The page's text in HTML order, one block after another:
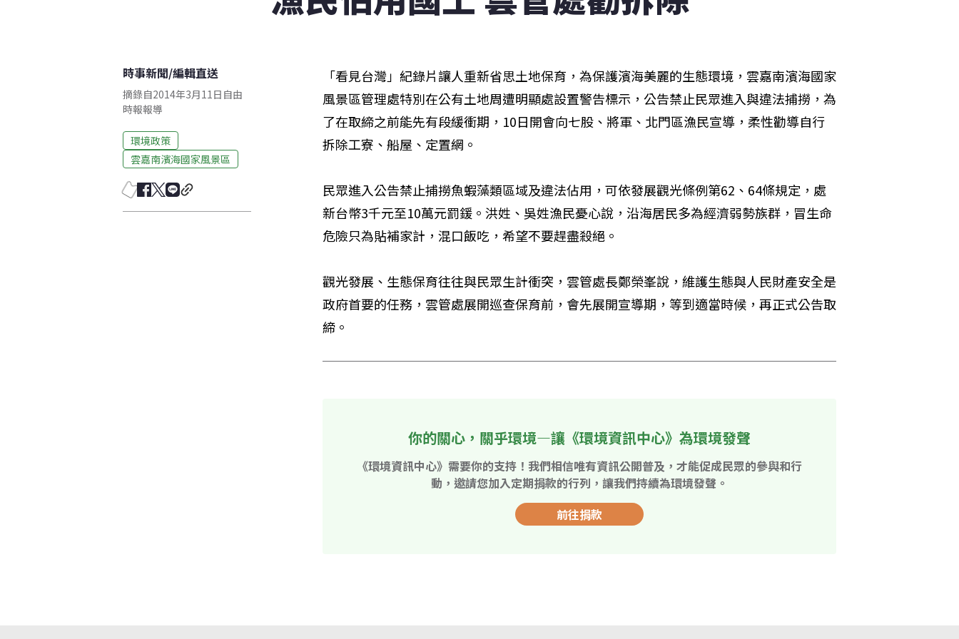
時事新聞/編輯直送
摘錄自2014年3月11日自由
時報報導
環境政策
雲嘉南濱海國家風景區
「看見台灣」紀錄片讓人重新省思土地保育，為保護濱海美麗的生態環境，雲嘉南濱海國家
風景區管理處特別在公有土地周遭明顯處設置警告標示，公告禁止民眾進入與違法捕撈，為
了在取締之前能先有段緩衝期，10日開會向七股、將軍、北門區漁民宣導，柔性勸導自行
拆除工寮、船屋、定置網。
民眾進入公告禁止捕撈魚蝦藻類區域及違法佔用，可依發展觀光條例第62、64條規定，處
新台幣3千元至10萬元罰鍰。洪姓、吳姓漁民憂心說，沿海居民多為經濟弱勢族群，冒生命
危險只為貼補家計，混口飯吃，希望不要趕盡殺絕。
觀光發展、生態保育往往與民眾生計衝突，雲管處長鄭榮峯說，維護生態與人民財產安全是
政府首要的任務，雲管處展開巡查保育前，會先展開宣導期，等到適當時候，再正式公告取
締。
你的關心，關乎環境—讓《環境資訊中心》為環境發聲
《環境資訊中心》需要你的支持！我們相信唯有資訊公開普及，才能促成民眾的參與和行
動，邀請您加入定期捐款的行列，讓我們持續為環境發聲。
前往捐款